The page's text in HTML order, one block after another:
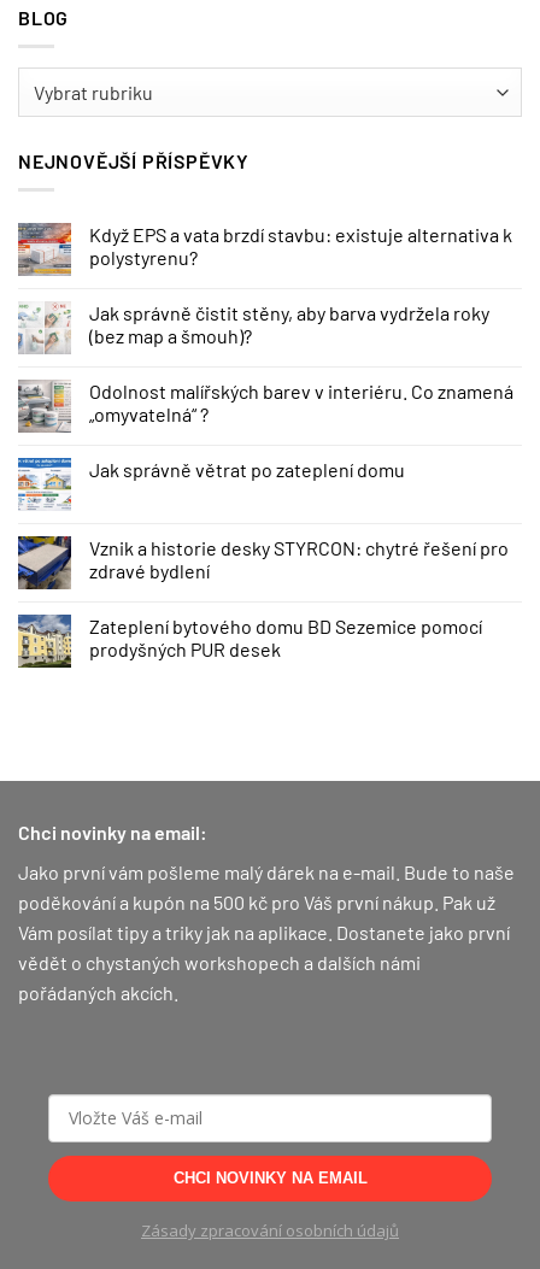
BLOG
NEJNOVĚJŠÍ PŘÍSPĚVKY
Když EPS a vata brzdí stavbu: existuje alternativa k
polystyrenu?
Jak správně čistit stěny, aby barva vydržela roky
(bez map a šmouh)?
Odolnost malířských barev v interiéru. Co znamená
„omyvatelná“ ?
Jak správně větrat po zateplení domu
Vznik a historie desky STYRCON: chytré řešení pro
zdravé bydlení
Zateplení bytového domu BD Sezemice pomocí
prodyšných PUR desek
Chci novinky na email:
Jako první vám pošleme malý dárek na e-mail. Bude to naše
poděkování a kupón na 500 kč pro Váš první nákup. Pak už
Vám posílat tipy a triky jak na aplikace. Dostanete jako první
vědět o chystaných workshopech a dalších námi
pořádaných akcích.
CHCI NOVINKY NA EMAIL
Zásady zpracování osobních údajů